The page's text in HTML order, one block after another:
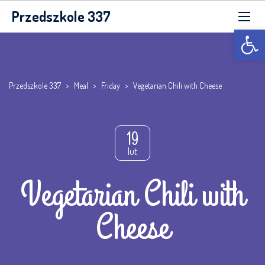
Otwórz
Przedszkole 337
Przedszkole 337 > Meal > Friday > Vegetarian Chili with Cheese
19
lut
Vegetarian Chili with
Cheese